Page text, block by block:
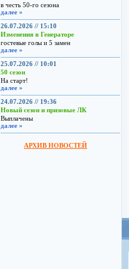
в честь 50-го сезона
далее »
26.07.2026 // 15:10
Изменения в Генераторе
гостевые голы и 5 замен
далее »
25.07.2026 // 10:01
50 сезон
На старт!
далее »
24.07.2026 // 19:36
Новый сезон и призовые ЛК
Выплачены
далее »
АРХИВ НОВОСТЕЙ